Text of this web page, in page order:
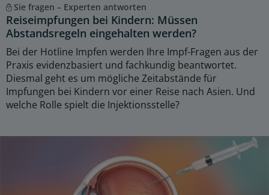
Sie fragen – Experten antworten
Reiseimpfungen bei Kindern: Müssen
Abstandsregeln eingehalten werden?
Bei der Hotline Impfen werden Ihre Impf-Fragen aus der
Praxis evidenzbasiert und fachkundig beantwortet.
Diesmal geht es um mögliche Zeitabstände für
Impfungen bei Kindern vor einer Reise nach Asien. Und
welche Rolle spielt die Injektionsstelle?